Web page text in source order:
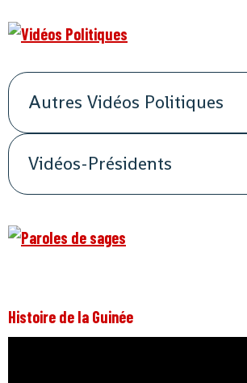
Autres Vidéos Politiques
Vidéos-Présidents
Histoire de la Guinée